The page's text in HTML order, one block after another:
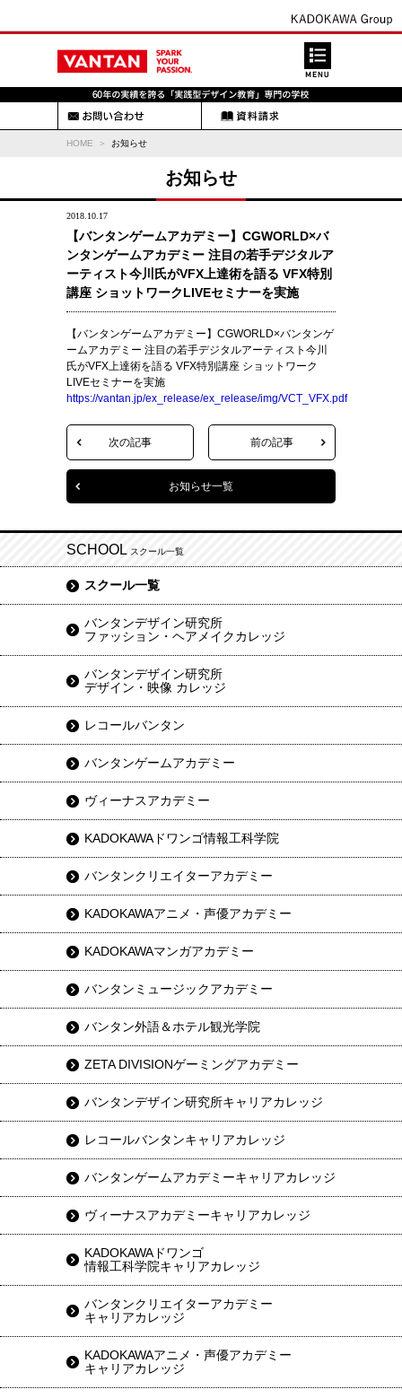
HOME お知らせ
お知らせ
2018.10.17
【バンタンゲームアカデミー】CGWORLD×バ
ンタンゲームアカデミー 注目の若手デジタルア
ーティスト今川氏がVFX上達術を語る VFX特別
講座 ショットワークLIVEセミナーを実施
【バンタンゲームアカデミー】CGWORLD×バンタンゲ
ームアカデミー 注目の若手デジタルアーティスト今川
氏がVFX上達術を語る VFX特別講座 ショットワーク
LIVEセミナーを実施
https://vantan.jp/ex_release/ex_release/img/VCT_VFX.pdf
次の記事 前の記事
お知らせ一覧
SCHOOL スクール一覧
スクール一覧
バンタンデザイン研究所
ファッション・ヘアメイクカレッジ
バンタンデザイン研究所
デザイン・映像 カレッジ
レコールバンタン
バンタンゲームアカデミー
ヴィーナスアカデミー
KADOKAWAドワンゴ情報工科学院
バンタンクリエイターアカデミー
KADOKAWAアニメ・声優アカデミー
KADOKAWAマンガアカデミー
バンタンミュージックアカデミー
バンタン外語＆ホテル観光学院
ZETA DIVISIONゲーミングアカデミー
バンタンデザイン研究所キャリアカレッジ
レコールバンタンキャリアカレッジ
バンタンゲームアカデミーキャリアカレッジ
ヴィーナスアカデミーキャリアカレッジ
KADOKAWAドワンゴ
情報工科学院キャリアカレッジ
バンタンクリエイターアカデミー
キャリアカレッジ
KADOKAWAアニメ・声優アカデミー
キャリアカレッジ